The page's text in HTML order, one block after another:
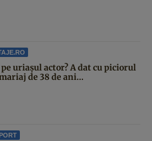
uriașul actor? A dat cu piciorul
de 38 de ani...